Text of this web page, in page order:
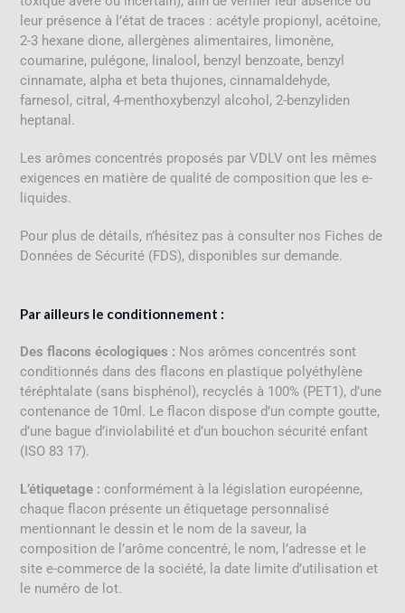
leur présence à l’état de traces : acétyle propionyl, acétoine,
2-3 hexane dione, allergènes alimentaires, limonène,
coumarine, pulégone, linalool, benzyl benzoate, benzyl
cinnamate, alpha et beta thujones, cinnamaldehyde,
farnesol, citral, 4-menthoxybenzyl alcohol, 2-benzyliden
heptanal.
Les arômes concentrés proposés par VDLV ont les mêmes
exigences en matière de qualité de composition que les e-
liquides.
Pour plus de détails, n’hésitez pas à consulter nos Fiches de
Données de Sécurité (FDS), disponibles sur demande.
Par ailleurs le conditionnement :
Des flacons écologiques : Nos arômes concentrés sont
conditionnés dans des flacons en plastique polyéthylène
téréphtalate (sans bisphénol), recyclés à 100% (PET1), d’une
contenance de 10ml. Le flacon dispose d’un compte goutte,
d’une bague d’inviolabilité et d’un bouchon sécurité enfant
(ISO 83 17).
L’étiquetage : conformément à la législation européenne,
chaque flacon présente un étiquetage personnalisé
mentionnant le dessin et le nom de la saveur, la
composition de l’arôme concentré, le nom, l’adresse et le
site e-commerce de la société, la date limite d’utilisation et
le numéro de lot.